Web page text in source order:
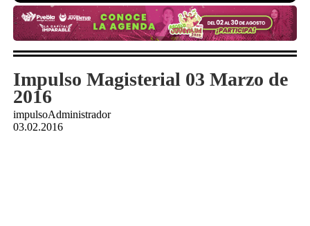
Impulso Magisterial 03 Marzo de
2016
impulsoAdministrador
03.02.2016